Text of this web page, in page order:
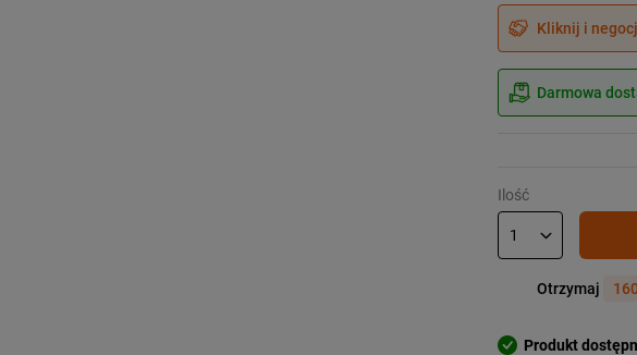
Kliknij i
Darmowa
Ilość
Otrzymaj
Produkt